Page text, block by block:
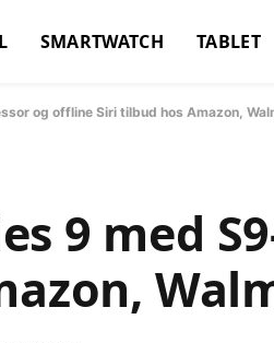
SMARTWATCH TABLET
og offline Siri tilbud hos Amazon,
9 med